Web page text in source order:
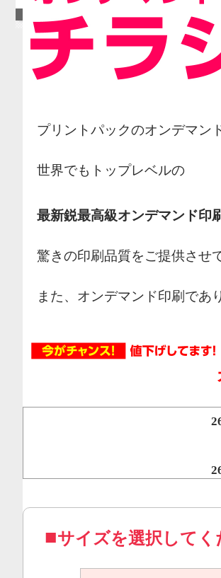
プリントパックのオンデマン
世界でもトップレベルの
最新鋭最高級オンデマンド印
驚きの印刷品質をご提供させ
また、オンデマンド印刷であ
行うことで、従来のオンデマ
オフセット印刷に近い品質を
コピー機やレーザープリンター等
サイズを選択してく